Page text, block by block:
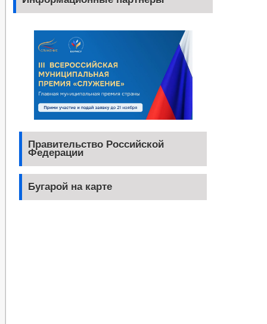
Правительство Российской
Федерации
Бугарой на карте